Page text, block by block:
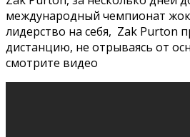
международный чемпионат
лидерство на себя, Zak Purton
дистанцию, не отрываясь от
смотрите видео